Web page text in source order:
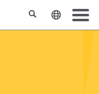
BuscarCambiar